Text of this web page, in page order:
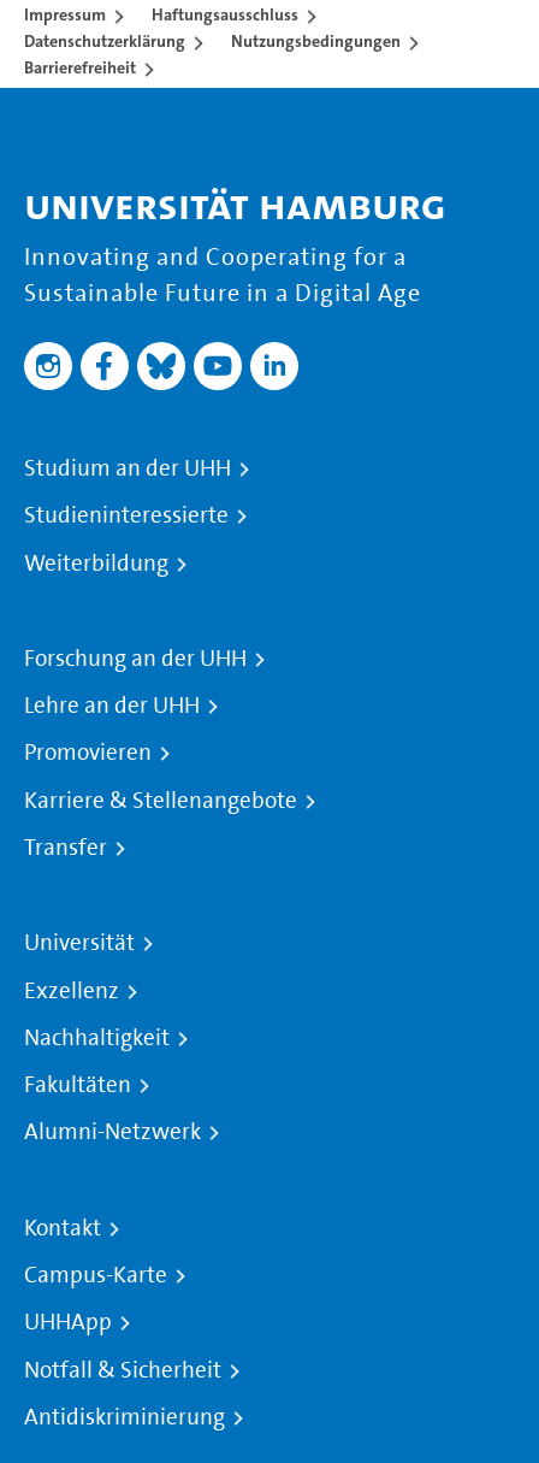
Impressum
Haftungsausschluss
Datenschutzerklärung
Nutzungsbedingungen
Barrierefreiheit
Universität Hamburg
Innovating and Cooperating for a
Sustainable Future in a Digital Age
Studium an der UHH
Studieninteressierte
Weiterbildung
Forschung an der UHH
Lehre an der UHH
Promovieren
Karriere & Stellenangebote
Transfer
Universität
Exzellenz
Nachhaltigkeit
Fakultäten
Alumni-Netzwerk
Kontakt
Campus-Karte
UHHApp
Notfall & Sicherheit
Antidiskriminierung